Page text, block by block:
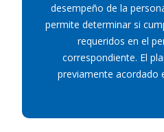
desempeño de la
permite determinar si
requeridos en el
correspondiente. El
previamente acordado